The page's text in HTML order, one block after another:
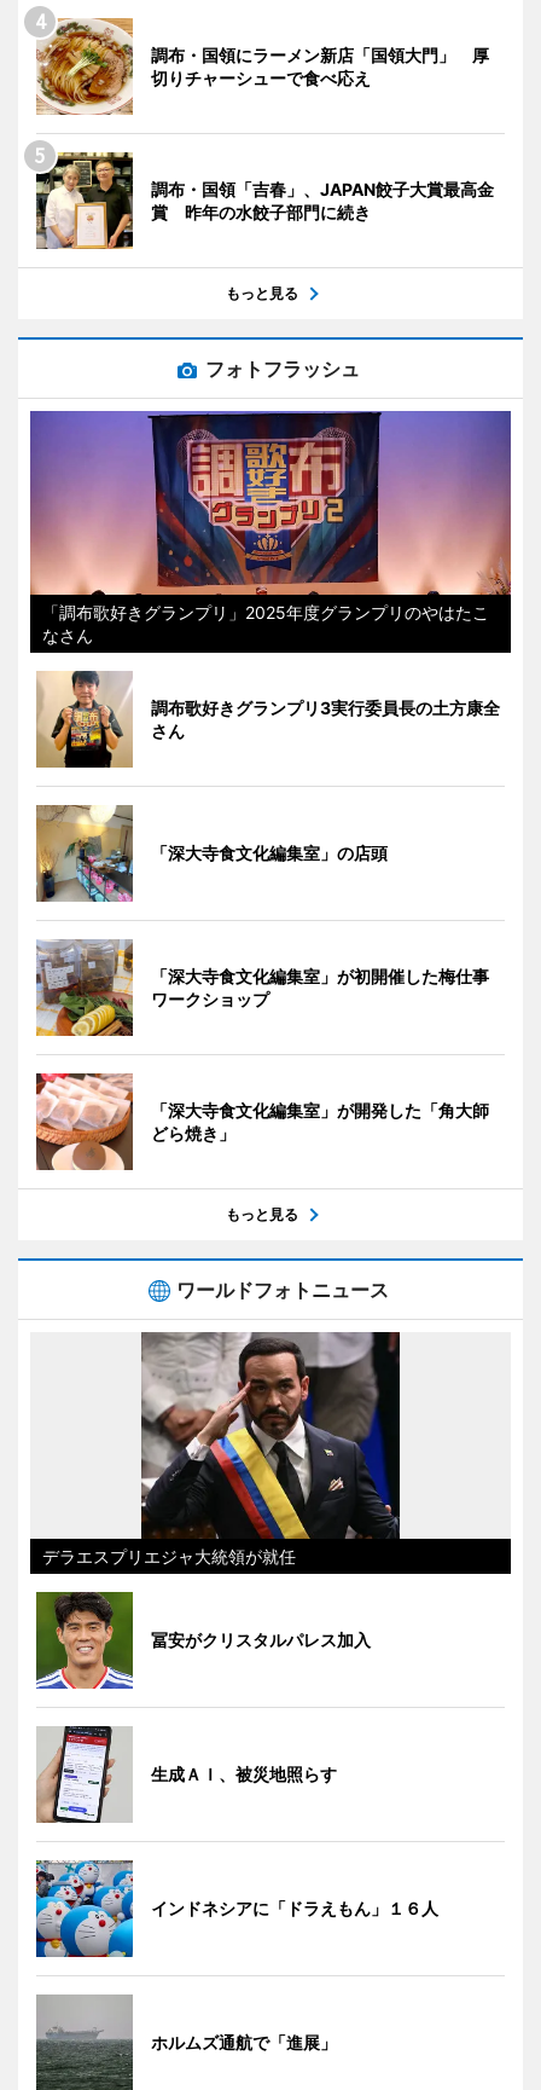
調布・国領にラーメン新店「国領大門」 厚
切りチャーシューで食べ応え
調布・国領「吉春」、JAPAN餃子大賞最高金
賞 昨年の水餃子部門に続き
もっと見る
フォトフラッシュ
「調布歌好きグランプリ」2025年度グランプリのやはたこ
なさん
調布歌好きグランプリ3実行委員長の土方康全
さん
「深大寺食文化編集室」の店頭
「深大寺食文化編集室」が初開催した梅仕事
ワークショップ
「深大寺食文化編集室」が開発した「角大師
どら焼き」
もっと見る
ワールドフォトニュース
デラエスプリエジャ大統領が就任
冨安がクリスタルパレス加入
生成ＡＩ、被災地照らす
インドネシアに「ドラえもん」１６人
ホルムズ通航で「進展」